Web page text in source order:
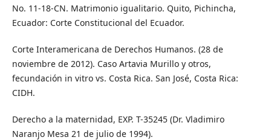
No. 11-18-CN. Matrimonio igualitario. Quito, Pichincha,
Ecuador: Corte Constitucional del Ecuador.
Corte Interamericana de Derechos Humanos. (28 de
noviembre de 2012). Caso Artavia Murillo y otros,
fecundación in vitro vs. Costa Rica. San José, Costa Rica:
CIDH.
Derecho a la maternidad, EXP. T-35245 (Dr. Vladimiro
Naranjo Mesa 21 de julio de 1994).